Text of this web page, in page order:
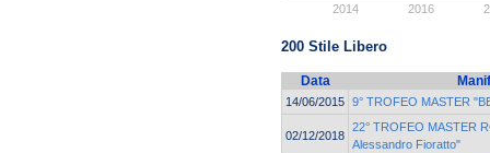
2014 2016
200 Stile Libero
Data
14/06/2015 9° TROFEO MASTER
02/12/2018
22° TROFEO MASTER
Alessandro Fioratto"